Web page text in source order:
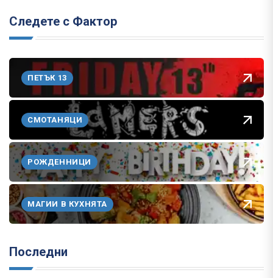
Следете с Фактор
ПЕТЪК 13
СМОТАНЯЦИ
РОЖДЕННИЦИ
МАГИИ В КУХНЯТА
Последни